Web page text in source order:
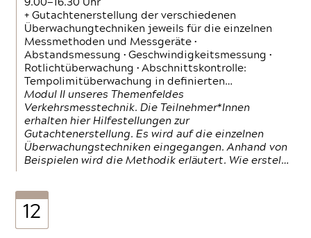
9.00—16.30 Uhr
+ Gutachtenerstellung der verschiedenen
Überwachungtechniken jeweils für die einzelnen
Messmethoden und Messgeräte •
Abstandsmessung • Geschwindigkeitsmessung •
Rotlichtüberwachung • Abschnittskontrolle:
Tempolimitüberwachung in definierten…
Modul II unseres Themenfeldes
Verkehrsmesstechnik. Die Teilnehmer*Innen
erhalten hier Hilfestellungen zur
Gutachtenerstellung. Es wird auf die einzelnen
Überwachungstechniken eingegangen. Anhand von
Beispielen wird die Methodik erläutert. Wie erstel…
12